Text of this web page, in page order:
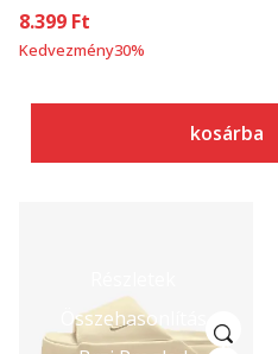
8.399 Ft
Kedvezmény30%
kosárba
Összehasonlítás